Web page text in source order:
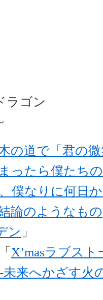
ラゴン
の道で「君の
ったら僕たち
僕なりに何日
論のようなもの
ン 」
X’masラブスト
未来へかざす火